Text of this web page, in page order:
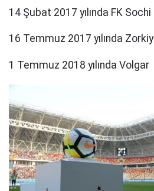
14 Şubat 2017 yılında FK Sochi
16 Temmuz 2017 yılında Zorkiy
1 Temmuz 2018 yılında Volgar